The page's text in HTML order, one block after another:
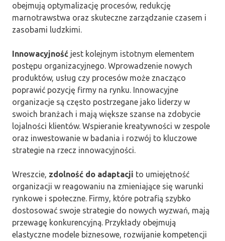
obejmują optymalizację procesów, redukcję
marnotrawstwa oraz skuteczne zarządzanie czasem i
zasobami ludzkimi.
Innowacyjność jest kolejnym istotnym elementem
postępu organizacyjnego. Wprowadzenie nowych
produktów, usług czy procesów może znacząco
poprawić pozycję firmy na rynku. Innowacyjne
organizacje są często postrzegane jako liderzy w
swoich branżach i mają większe szanse na zdobycie
lojalności klientów. Wspieranie kreatywności w zespole
oraz inwestowanie w badania i rozwój to kluczowe
strategie na rzecz innowacyjności.
Wreszcie, zdolność do adaptacji to umiejętność
organizacji w reagowaniu na zmieniające się warunki
rynkowe i społeczne. Firmy, które potrafią szybko
dostosować swoje strategie do nowych wyzwań, mają
przewagę konkurencyjną. Przykłady obejmują
elastyczne modele biznesowe, rozwijanie kompetencji